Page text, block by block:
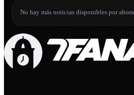
No hay más noticias disponibles por ahora.